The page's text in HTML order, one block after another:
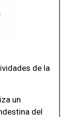
de la
un
del